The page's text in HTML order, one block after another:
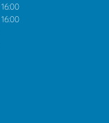
16:00
16:00